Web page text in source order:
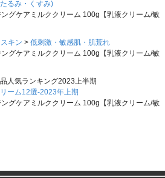
るみ・くすみ)
グケアミルククリーム 100g【乳液クリーム/敏
スキン
低刺激・敏感肌・肌荒れ
グケアミルククリーム 100g【乳液クリーム/敏
人気ランキング2023上半期
ーム12選-2023年上期
グケアミルククリーム 100g【乳液クリーム/敏